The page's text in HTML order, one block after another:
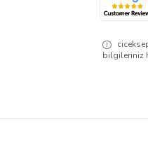
bilgileriniz